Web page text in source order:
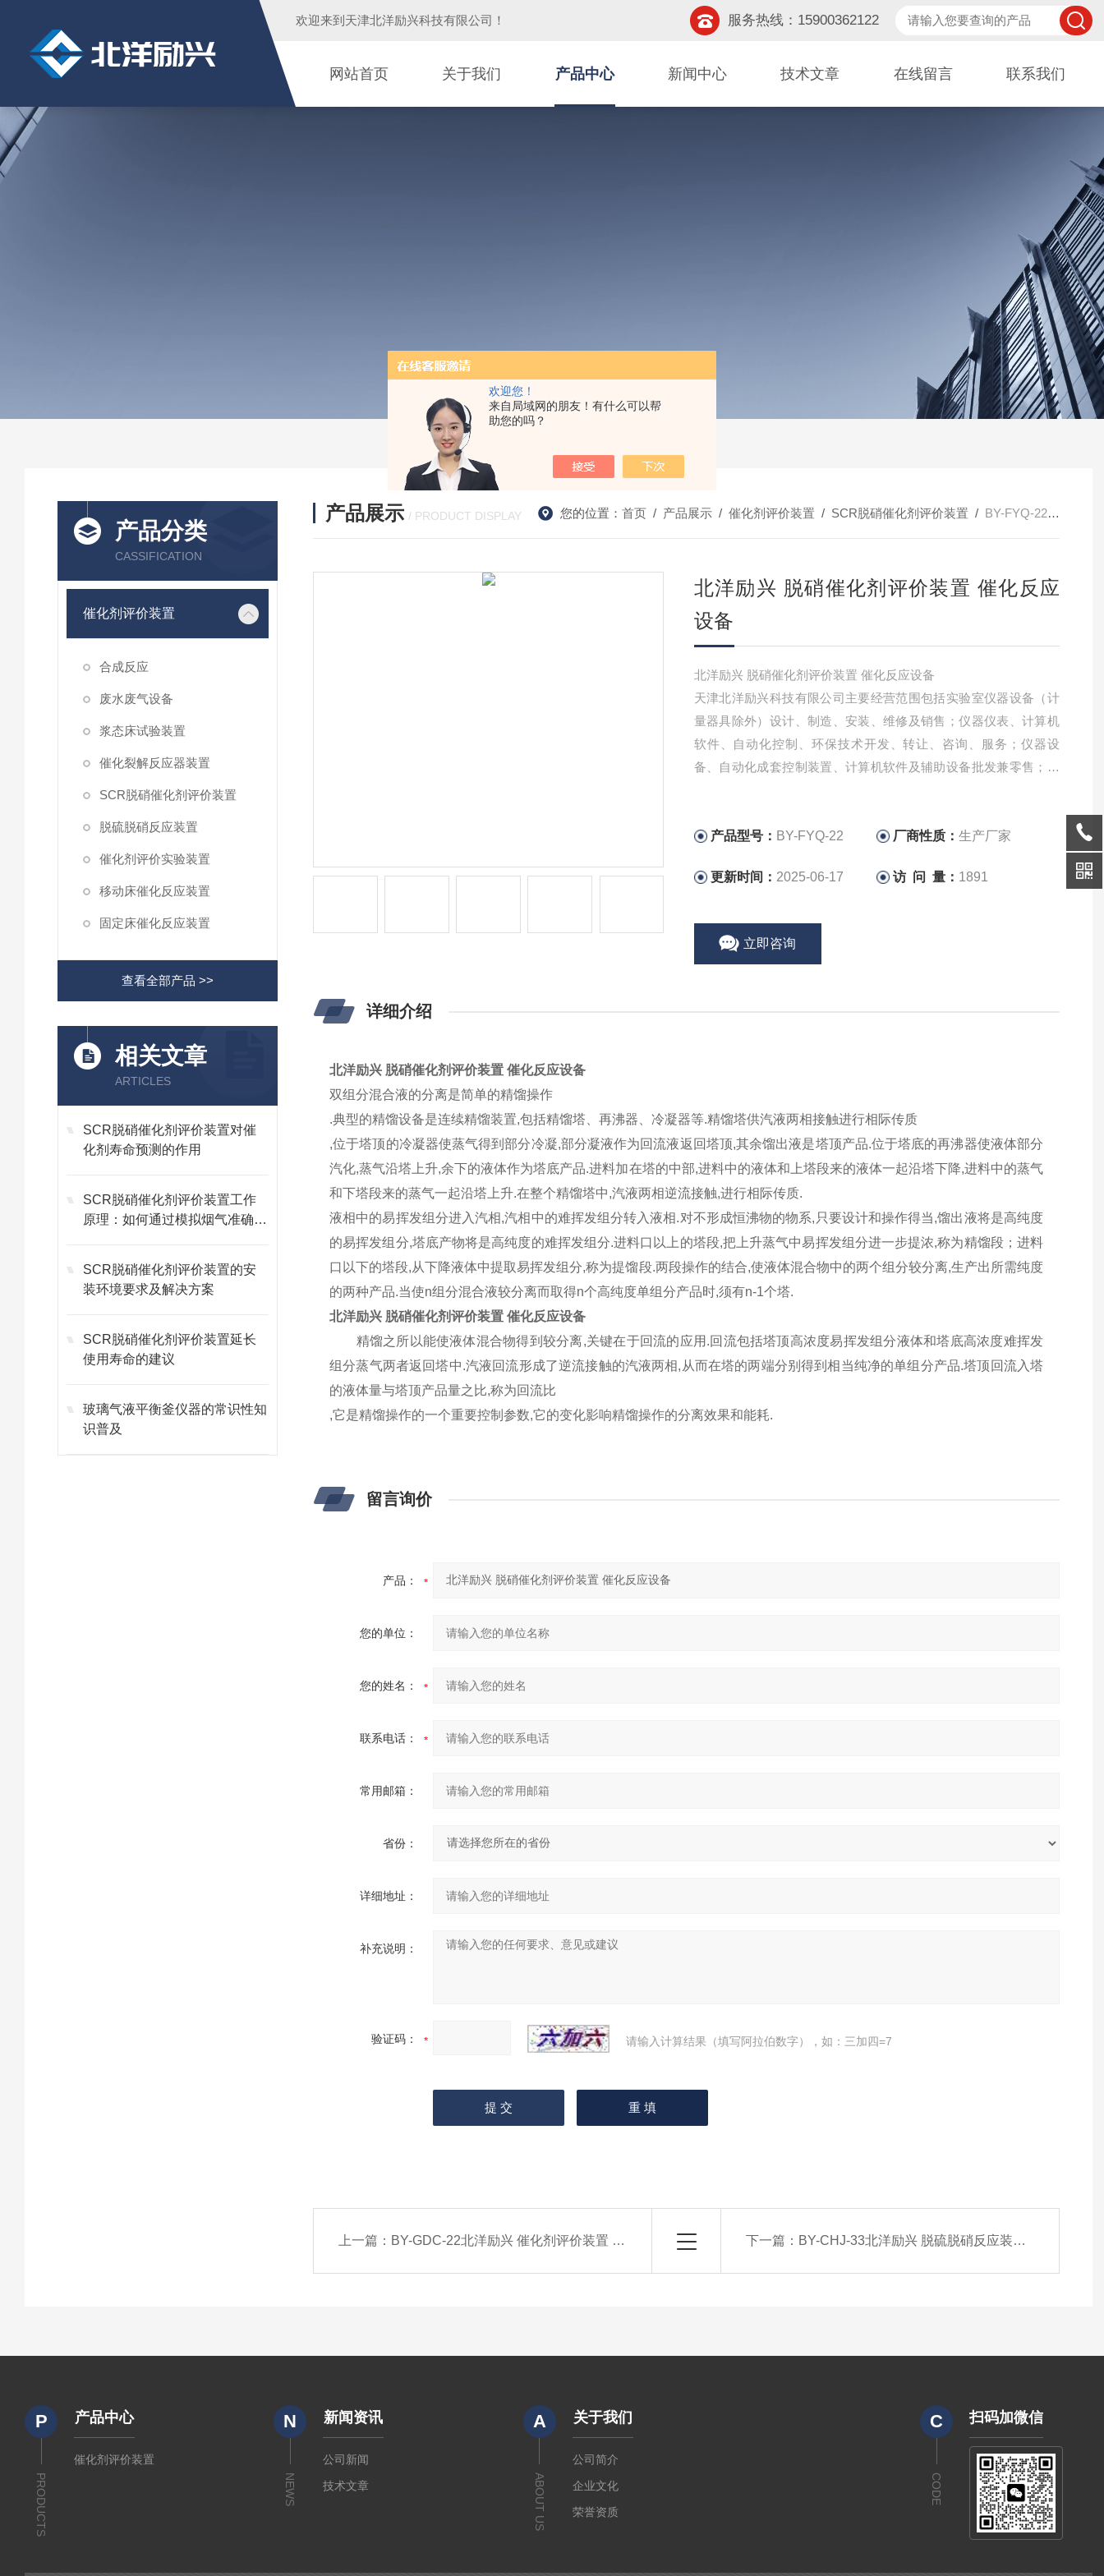
欢迎您！
来自局域网的朋友！有什么可以帮
助您的吗？
欢迎来到 天津北洋励兴科技有限公司 ！ 服务热线：15900362122
网站首页 关于我们 产品中心 新闻中心 技术文章 在线留言 联系我们
产品分类
CASSIFICATION
催化剂评价装置
合成反应
废水废气设备
浆态床试验装置
催化裂解反应器装置
SCR脱硝催化剂评价装置
脱硫脱硝反应装置
催化剂评价实验装置
移动床催化反应装置
固定床催化反应装置
查看全部产品 >>
相关文章
ARTICLES
SCR脱硝催化剂评价装置对催
化剂寿命预测的作用
SCR脱硝催化剂评价装置工作
原理：如何通过模拟烟气准确评
SCR脱硝催化剂评价装置的安
装环境要求及解决方案
SCR脱硝催化剂评价装置延长
使用寿命的建议
玻璃气液平衡釜仪器的常识性知
识普及
产品展示 / PRODUCT DISPLAY 您的位置： 首页/ 产品展示/ 催化剂评价装置 / SCR脱硝催化剂评价装置 / BY-FYQ-22北洋励兴 脱硝催化剂评价装置 催化反应设备
北洋励兴 脱硝催化剂评价装置 催化反应
设备
北洋励兴 脱硝催化剂评价装置 催化反应设备
天津北洋励兴科技有限公司主要经营范围包括实验室仪器设备（计
量器具除外）设计、制造、安装、维修及销售；仪器仪表、计算机
软件、自动化控制、环保技术开发、转让、咨询、服务；仪器设
备、自动化成套控制装置、计算机软件及辅助设备批发兼零售；货
产品型号： BY-FYQ-22 厂商性质：生产厂家
更新时间： 2025-06-17 访 问 量： 1891
立即咨询
详细介绍
北洋励兴 脱硝催化剂评价装置 催化反应设备
双组分混合液的分离是简单的精馏操作
.典型的精馏设备是连续精馏装置,包括精馏塔、再沸器、冷凝器等.精馏塔供汽液两相接触进行相际传质
,位于塔顶的冷凝器使蒸气得到部分冷凝,部分凝液作为回流液返回塔顶,其余馏出液是塔顶产品.位于塔底的再沸器使液体部分
汽化,蒸气沿塔上升,余下的液体作为塔底产品.进料加在塔的中部,进料中的液体和上塔段来的液体一起沿塔下降,进料中的蒸气
和下塔段来的蒸气一起沿塔上升.在整个精馏塔中,汽液两相逆流接触,进行相际传质.
液相中的易挥发组分进入汽相,汽相中的难挥发组分转入液相.对不形成恒沸物的物系,只要设计和操作得当,馏出液将是高纯度
的易挥发组分,塔底产物将是高纯度的难挥发组分.进料口以上的塔段,把上升蒸气中易挥发组分进一步提浓,称为精馏段；进料
口以下的塔段,从下降液体中提取易挥发组分,称为提馏段.两段操作的结合,使液体混合物中的两个组分较分离,生产出所需纯度
的两种产品.当使n组分混合液较分离而取得n个高纯度单组分产品时,须有n-1个塔.
北洋励兴 脱硝催化剂评价装置 催化反应设备
精馏之所以能使液体混合物得到较分离,关键在于回流的应用.回流包括塔顶高浓度易挥发组分液体和塔底高浓度难挥发
组分蒸气两者返回塔中.汽液回流形成了逆流接触的汽液两相,从而在塔的两端分别得到相当纯净的单组分产品.塔顶回流入塔
的液体量与塔顶产品量之比,称为回流比
,它是精馏操作的一个重要控制参数,它的变化影响精馏操作的分离效果和能耗.
留言询价
产品：
您的单位：
您的姓名：
联系电话：
常用邮箱：
省份：
详细地址：
补充说明：
验证码： 请输入计算结果（填写阿拉伯数字），如：三加四=7
上一篇： BY-GDC-22北洋励兴 催化剂评价装置 固定床反应设备 下一篇： BY-CHJ-33北洋励兴 脱硫脱硝反应装置 催化剂评价设备
P
PRODUCTS
产品中心
催化剂评价装置
N
NEWS
新闻资讯
公司新闻
技术文章
A
ABOUT US
关于我们
公司简介
企业文化
荣誉资质
C
CODE
扫码加微信